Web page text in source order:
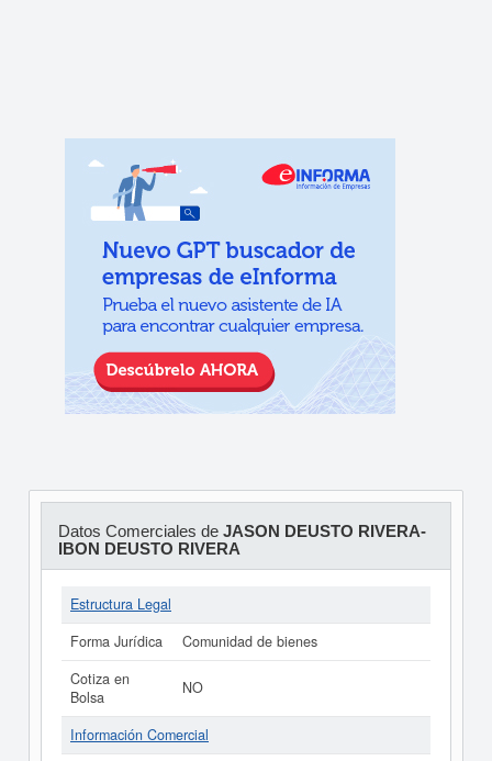
Datos Comerciales de JASON DEUSTO RIVERA-
IBON DEUSTO RIVERA
Estructura Legal
Forma Jurídica
Comunidad de bienes
Cotiza en
Bolsa
NO
Información Comercial